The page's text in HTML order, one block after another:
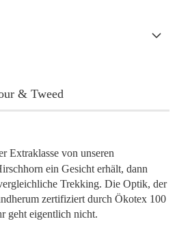
& Tweed
Extraklasse von unseren
ein Gesicht erhält, dann
Trekking. Die Optik, der
zertifiziert durch Ökotex 100
geht eigentlich nicht.